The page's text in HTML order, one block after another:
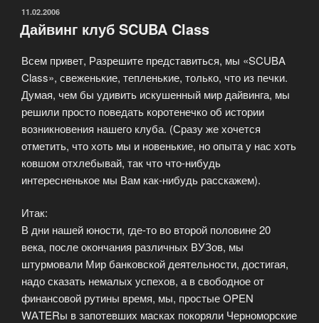
Diver»
ОПУБЛИКОВАНО
11.02.2006
Дайвинг клуб SCUBA Class
Всем привет, Разрешите представиться, мы «SCUBA
Class», свеженькие, тепленькие, только, что из печки.
Думая, чем бы удивить искушенный мир дайвинга, мы
решили просто поведать коротенечко об истории
возникновения нашего клуба. (Сразу же хочется
отметить, что хоть мы и новенькие, но опыта у нас хоть
ковшом отхлебывай, так что что-нибудь
интересненькое мы Вам как-нибудь расскажем).
Итак:
В дни нашей юности, где-то во второй половине 20
века, после окончания различных ВУЗов, мы
штурмовали Мир банковской деятельности, достигая,
надо сказать немалых успехов, а в свободное от
финансовой рутины время, мы, простые OPEN
WАTERы в запотевших масках покоряли Черноморские